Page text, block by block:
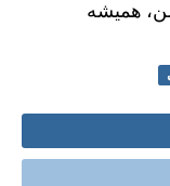
هميشه